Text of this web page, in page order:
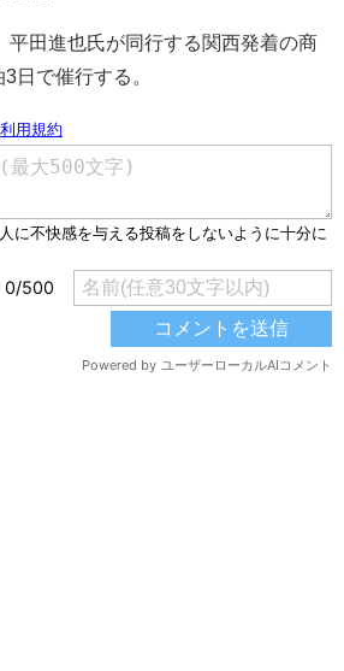
田進也氏が同行する関西発着の商
日で催行する。